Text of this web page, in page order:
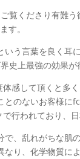
覧くださり有難う
す。
いう言葉を良く耳
史上最強の効果が
感して頂くと多
のないお客様に
行われており、
、乱れがちな肌
り、化学物質に